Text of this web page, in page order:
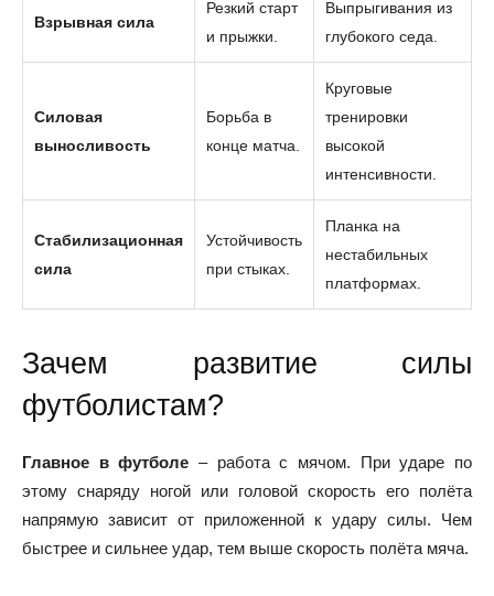
Взрывная сила
Резкий старт
и прыжки.
Выпрыгивания из
глубокого седа.
Силовая
выносливость
Борьба в
конце матча.
Круговые
тренировки
высокой
интенсивности.
Стабилизационная
сила
Устойчивость
при стыках.
Планка на
нестабильных
платформах.
Зачем развитие силы
футболистам?
Главное в футболе – работа с мячом. При ударе по
этому снаряду ногой или головой скорость его полёта
напрямую зависит от приложенной к удару силы. Чем
быстрее и сильнее удар, тем выше скорость полёта мяча.